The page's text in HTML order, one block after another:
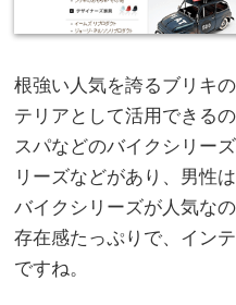
根強い人気を誇るブリキ
テリアとして活用できる
スパなどのバイクシリー
リーズなどがあり、男性
バイクシリーズが人気な
存在感たっぷりで、イン
ですね。